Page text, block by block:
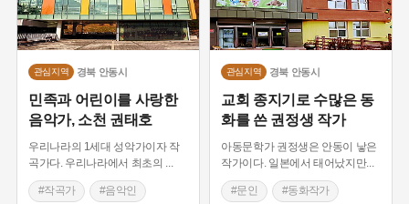
#여성 독립운동가 #지역의 설화 #성곽 #어린이역사콘텐츠
#내시 #내성 #먼우금 #징채 #제주도설화 #영산강
#경기도설화 #남자현 #동화 #임시의정원
#황해도 #산성 #박물관 #공예품 #영산포
#문학가 #문인 #소설가 #동화작가
#독립운동 #안동 가볼만한곳 #가야금
#가야금 명인 #영화감독 #근대문화예술인
#근대문화
관심지역 경북 안동시
민족과 어린이를 사랑한
음악가, 소천 권태호
우리나라의 1세대 성악가이자 작
곡가다. 우리나라에서 최초의
#작곡가 #음악인
관심지역 경북 안동시
교회 종지기로 수많은 동
화를 쓴 권정생 작가
아동문학가 권정생은 안동이 낳은
작가이다. 일본에서 태어났지만...
#문인 #동화작가